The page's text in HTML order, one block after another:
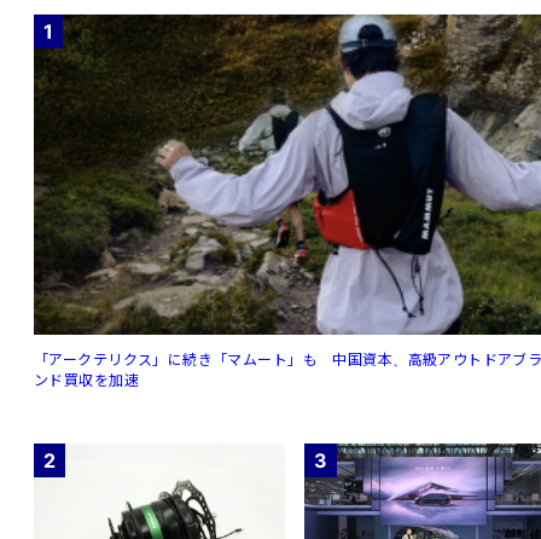
1
「アークテリクス」に続き「マムート」も 中国資本、高級アウトドアブ
ンド買収を加速
2 3